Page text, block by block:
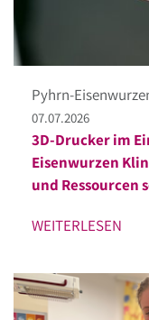
Pyhrn-
07.07.2026
3D-Drucker im
Eisenwurzen
und Ressourcen
WEITERLESEN